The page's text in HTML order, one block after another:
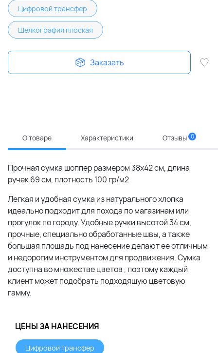
Цифровой трансфер
Шелкография плоская
Заказать
О товаре Характеристики Отзывы 0
Прочная сумка шоппер размером 38х42 см, длина
ручек 69 см, плотность 100 гр/м2
Легкая и удобная сумка из натурального хлопка
идеально подходит для похода по магазинам или
прогулок по городу. Удобные ручки высотой 34 см,
прочные, специально обработанные швы, а также
большая площадь под нанесение делают ее отличным
и недорогим инструментом для продвижения. Сумка
доступна во множестве цветов , поэтому каждый
клиент может подобрать подходящую цветовую
гамму.
ЦЕНЫ ЗА НАНЕСЕНИЯ
Цифровой трансфер